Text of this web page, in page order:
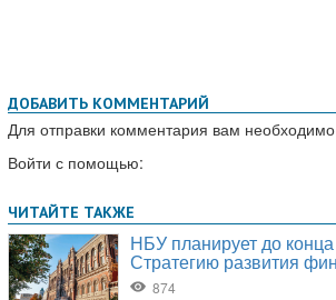
ДОБАВИТЬ КОММЕНТАРИЙ
Для отправки комментария вам необходимо
Войти с помощью: